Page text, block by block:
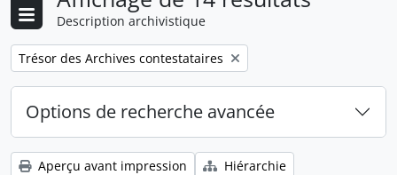
Description archivistique
Remove filter:
Trésor des Archives contestataires
Options de recherche avancée
Aperçu avant impression
Hiérarchie